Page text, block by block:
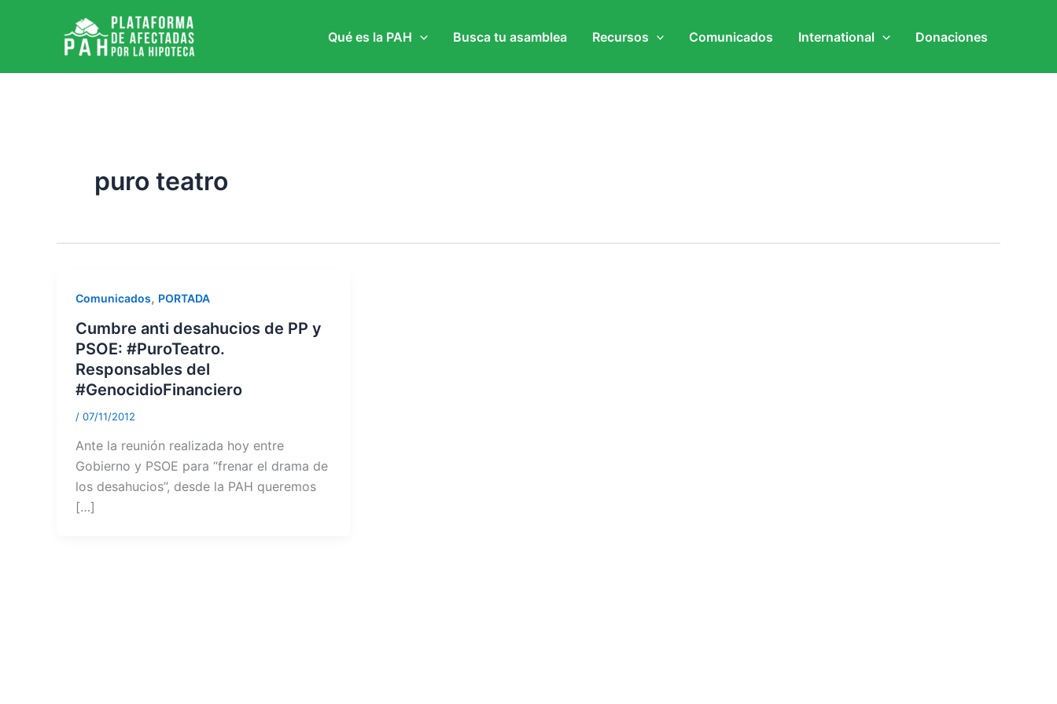
Qué es la PAH Busca tu asamblea Recursos Comunicados International Donaciones
puro teatro
Comunicados, PORTADA
Cumbre anti desahucios de PP y
PSOE: #PuroTeatro.
Responsables del
#GenocidioFinanciero
/ 07/11/2012
Ante la reunión realizada hoy entre
Gobierno y PSOE para “frenar el drama de
los desahucios”, desde la PAH queremos
[…]